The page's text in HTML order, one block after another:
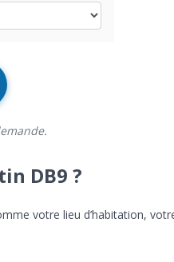
DB9 ?
votre lieu d’habitation,